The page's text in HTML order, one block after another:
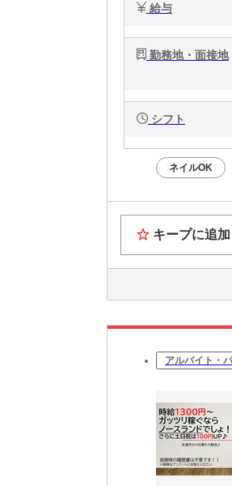
給与
勤務地・面接地
シフト
ネイルOK
キープに追加
アルバイト・